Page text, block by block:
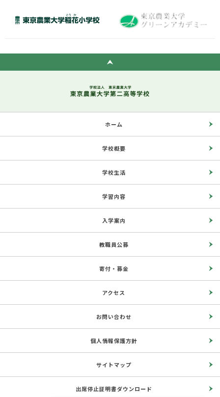
ホーム
学校概要
学校生活
学習内容
入学案内
教職員公募
寄付・募金
アクセス
お問い合わせ
個人情報保護方針
サイトマップ
出席停止証明書ダウンロード